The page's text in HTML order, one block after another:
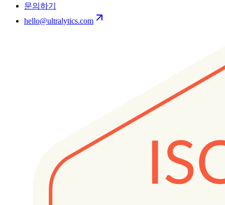
문의하기
hello@ultralytics.com